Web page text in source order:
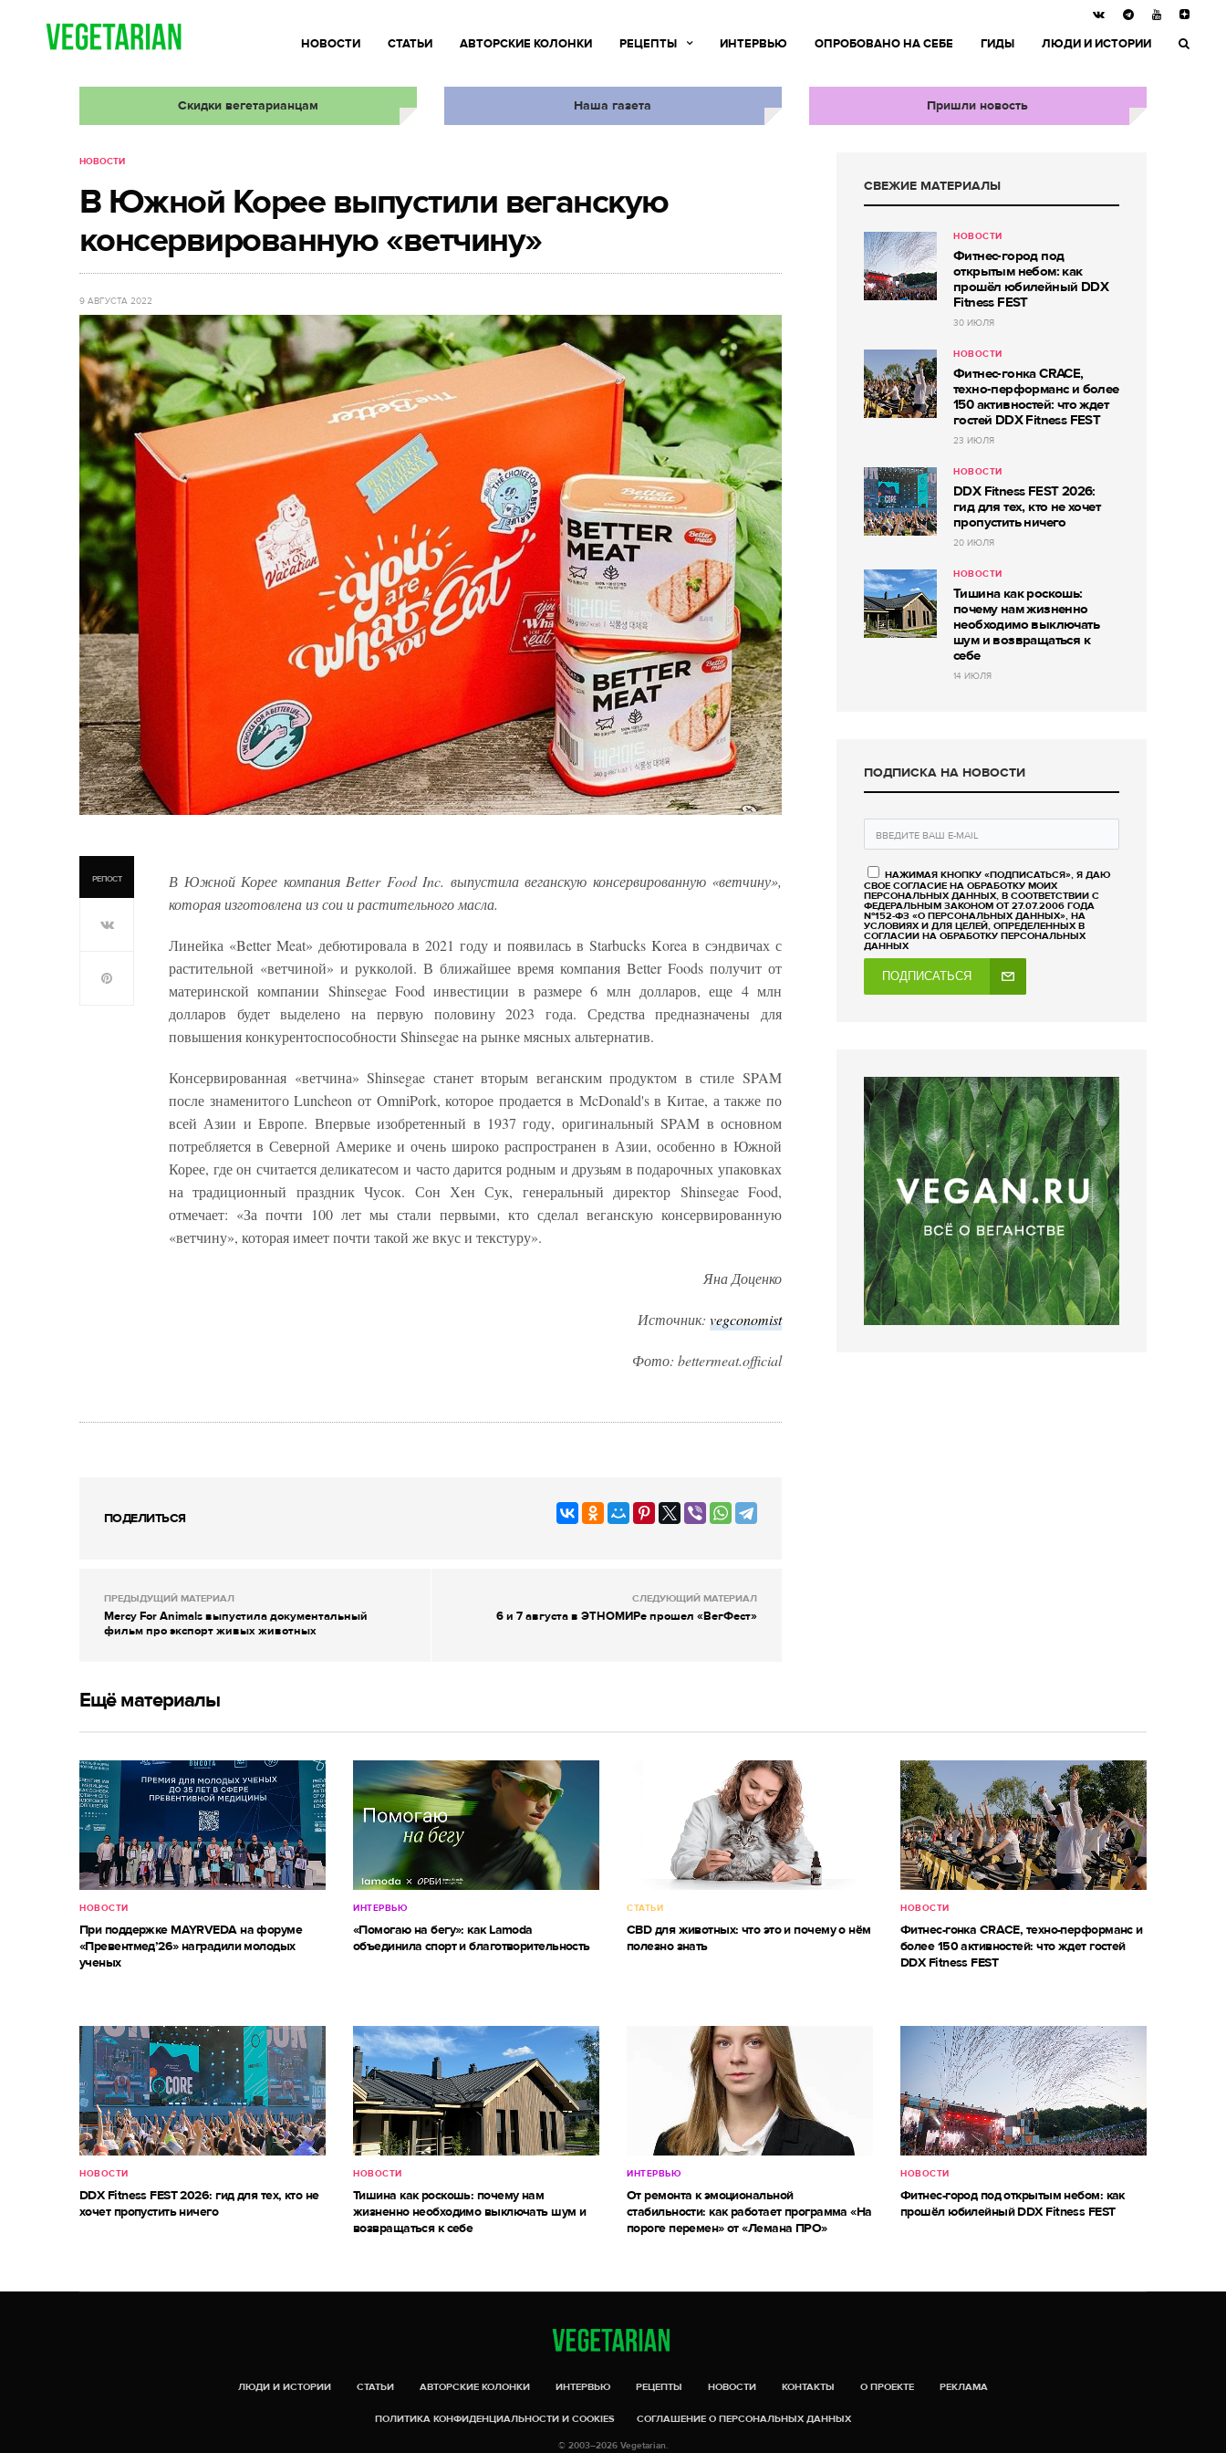
НОВОСТИ СТАТЬИ АВТОРСКИЕ КОЛОНКИ РЕЦЕПТЫ ИНТЕРВЬЮ ОПРОБОВАНО НА СЕБЕ ГИДЫ ЛЮДИ И ИСТОРИИ
Скидки вегетарианцам Наша газета Пришли новость
НОВОСТИ
В Южной Корее выпустили веганскую
консервированную «ветчину»
9 АВГУСТА 2022
РЕПОСТ
В Южной Корее компания Better Food Inc. выпустила веганскую консервированную «ветчину»,
которая изготовлена из сои и растительного масла.
Линейка «Better Meat» дебютировала в 2021 году и появилась в Starbucks Korea в сэндвичах с
растительной «ветчиной» и рукколой. В ближайшее время компания Better Foods получит от
материнской компании Shinsegae Food инвестиции в размере 6 млн долларов, еще 4 млн
долларов будет выделено на первую половину 2023 года. Средства предназначены для
повышения конкурентоспособности Shinsegae на рынке мясных альтернатив.
Консервированная «ветчина» Shinsegae станет вторым веганским продуктом в стиле SPAM
после знаменитого Luncheon от OmniPork, которое продается в McDonald's в Китае, а также по
всей Азии и Европе. Впервые изобретенный в 1937 году, оригинальный SPAM в основном
потребляется в Северной Америке и очень широко распространен в Азии, особенно в Южной
Корее, где он считается деликатесом и часто дарится родным и друзьям в подарочных упаковках
на традиционный праздник Чусок. Сон Хен Сук, генеральный директор Shinsegae Food,
отмечает: «За почти 100 лет мы стали первыми, кто сделал веганскую консервированную
«ветчину», которая имеет почти такой же вкус и текстуру».
Яна Доценко
Источник: vegconomist
Фото: bettermeat.official
ПОДЕЛИТЬСЯ
ПРЕДЫДУЩИЙ МАТЕРИАЛ
Mercy For Animals выпустила документальный
фильм про экспорт живых животных
СЛЕДУЮЩИЙ МАТЕРИАЛ
6 и 7 августа в ЭТНОМИРе прошел «ВегФест»
СВЕЖИЕ МАТЕРИАЛЫ
НОВОСТИ
Фитнес-город под
открытым небом: как
прошёл юбилейный DDX
Fitness FEST
30 ИЮЛЯ
НОВОСТИ
Фитнес-гонка CRACE,
техно-перформанс и более
150 активностей: что ждет
гостей DDX Fitness FEST
23 ИЮЛЯ
НОВОСТИ
DDX Fitness FEST 2026:
гид для тех, кто не хочет
пропустить ничего
20 ИЮЛЯ
НОВОСТИ
Тишина как роскошь:
почему нам жизненно
необходимо выключать
шум и возвращаться к
себе
14 ИЮЛЯ
ПОДПИСКА НА НОВОСТИ
НАЖИМАЯ КНОПКУ «ПОДПИСАТЬСЯ», Я ДАЮ
СВОЕ СОГЛАСИЕ НА ОБРАБОТКУ МОИХ
ПЕРСОНАЛЬНЫХ ДАННЫХ, В СООТВЕТСТВИИ С
ФЕДЕРАЛЬНЫМ ЗАКОНОМ ОТ 27.07.2006 ГОДА
№152-ФЗ «О ПЕРСОНАЛЬНЫХ ДАННЫХ», НА
УСЛОВИЯХ И ДЛЯ ЦЕЛЕЙ, ОПРЕДЕЛЕННЫХ В
СОГЛАСИИ НА ОБРАБОТКУ ПЕРСОНАЛЬНЫХ
ДАННЫХ
ПОДПИСАТЬСЯ
Ещё материалы
НОВОСТИ
При поддержке MAYRVEDA на форуме
«Превентмед’26» наградили молодых
ученых
ИНТЕРВЬЮ
«Помогаю на бегу»: как Lamoda
объединила спорт и благотворительность
СТАТЬИ
CBD для животных: что это и почему о нём
полезно знать
НОВОСТИ
Фитнес-гонка CRACE, техно-перформанс и
более 150 активностей: что ждет гостей
DDX Fitness FEST
НОВОСТИ
DDX Fitness FEST 2026: гид для тех, кто не
хочет пропустить ничего
НОВОСТИ
Тишина как роскошь: почему нам
жизненно необходимо выключать шум и
возвращаться к себе
ИНТЕРВЬЮ
От ремонта к эмоциональной
стабильности: как работает программа «На
пороге перемен» от «Лемана ПРО»
НОВОСТИ
Фитнес-город под открытым небом: как
прошёл юбилейный DDX Fitness FEST
ЛЮДИ И ИСТОРИИ СТАТЬИ АВТОРСКИЕ КОЛОНКИ ИНТЕРВЬЮ РЕЦЕПТЫ НОВОСТИ КОНТАКТЫ О ПРОЕКТЕ РЕКЛАМА
ПОЛИТИКА КОНФИДЕНЦИАЛЬНОСТИ И COOKIES СОГЛАШЕНИЕ О ПЕРСОНАЛЬНЫХ ДАННЫХ
© 2003–2026 Vegetarian.